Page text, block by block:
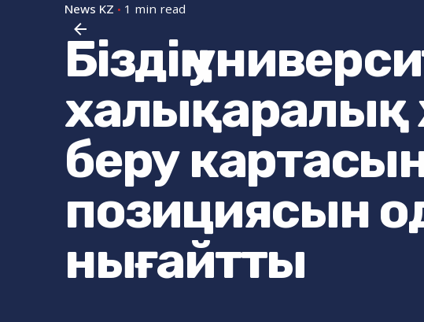
News KZ 1 min read
Біздің
халықаралық
беру
позициясын
нығайтты